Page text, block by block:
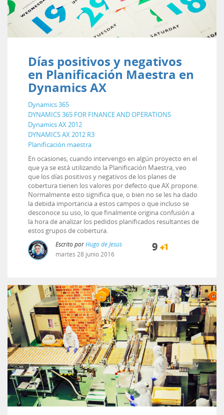
Días positivos y negativos
en Planificación Maestra en
Dynamics AX
Dynamics 365
DYNAMICS 365 FOR FINANCE AND OPERATIONS
Dynamics AX 2012
DYNAMICS AX 2012 R3
Planificación maestra
En ocasiones, cuando intervengo en algún proyecto en el
que ya se está utilizando la Planificación Maestra, veo
que los días positivos y negativos de los planes de
cobertura tienen los valores por defecto que AX propone.
Normalmente esto significa que, o bien no se les ha dado
la debida importancia a estos campos o que incluso se
desconoce su uso, lo que finalmente origina confusión a
la hora de analizar los pedidos planificados resultantes de
estos grupos de cobertura.
Escrito porHugo de Jesús
martes 28 junio2016
9